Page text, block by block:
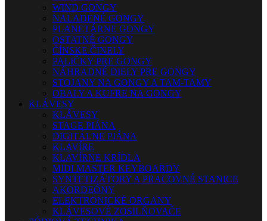
WIND GONGY
NALADENÉ GONGY
PLANETÁRNE GONGY
OSTATNÉ GONGY
ČÍNSKE ČINELY
PALIČKY PRE GONGY
NÁHRADNÉ DIELY PRE GONGY
STOJANY NA GONGY A TAM-TAMY
OBALY A KUFRE NA GONGY
KLÁVESY
KLÁVESY
STAGE PIÁNA
DIGITÁLNE PIÁNA
KLAVÍRE
KLAVÍRNE KRÍDLA
MIDI MASTER KEYBOARDY
SYNTETIZÁTORY A PRACOVNÉ STANICE
AKORDEÓNY
ELEKTRONICKÉ ORGANY
KLÁVESOVÉ ZOSILŇOVAČE